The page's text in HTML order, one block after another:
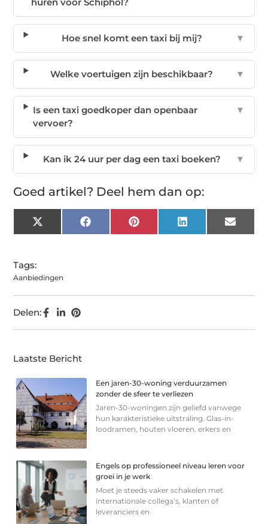
Hoe snel komt een taxi bij mij? ▼
Welke voertuigen zijn beschikbaar? ▼
Is een taxi goedkoper dan openbaar
vervoer?
▼
Kan ik 24 uur per dag een taxi boeken? ▼
Goed artikel? Deel hem dan op:
X
(Twitter)
Facebook Pinterest LinkedIn Email
Tags:
Aanbiedingen
Delen:
Laatste Bericht
Een jaren-30-woning verduurzamen
zonder de sfeer te verliezen
Jaren-30-woningen zijn geliefd vanwege
hun karakteristieke uitstraling. Glas-in-
loodramen, houten vloeren, erkers en
Engels op professioneel niveau leren voor
groei in je werk
Moet je steeds vaker schakelen met
internationale collega’s, klanten of
leveranciers en